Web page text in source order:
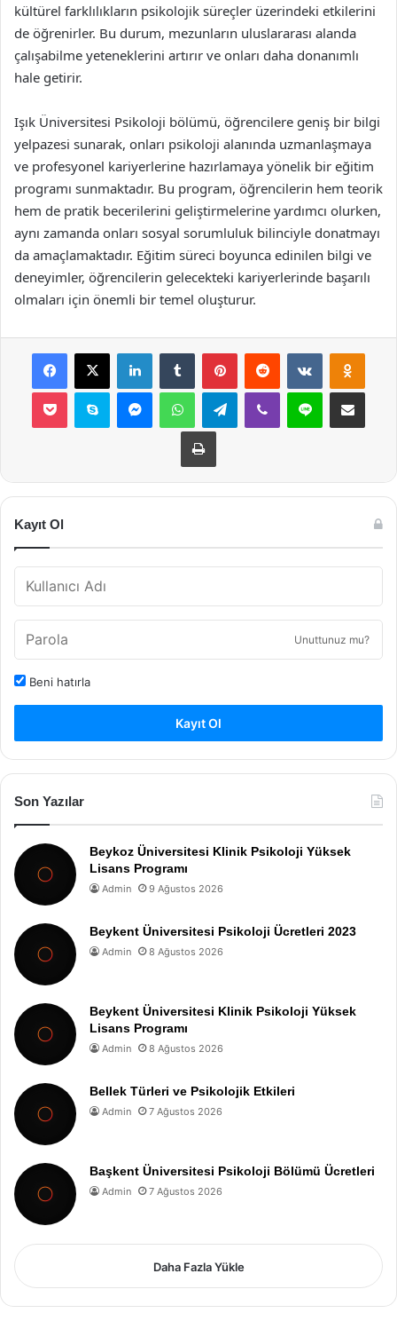
kültürel farklılıkların psikolojik süreçler üzerindeki etkilerini
de öğrenirler. Bu durum, mezunların uluslararası alanda
çalışabilme yeteneklerini artırır ve onları daha donanımlı
hale getirir.
Işık Üniversitesi Psikoloji bölümü, öğrencilere geniş bir bilgi
yelpazesi sunarak, onları psikoloji alanında uzmanlaşmaya
ve profesyonel kariyerlerine hazırlamaya yönelik bir eğitim
programı sunmaktadır. Bu program, öğrencilerin hem teorik
hem de pratik becerilerini geliştirmelerine yardımcı olurken,
aynı zamanda onları sosyal sorumluluk bilinciyle donatmayı
da amaçlamaktadır. Eğitim süreci boyunca edinilen bilgi ve
deneyimler, öğrencilerin gelecekteki kariyerlerinde başarılı
olmaları için önemli bir temel oluşturur.
Facebook
X LinkedInTumblr PinterestReddit VKontakte
Pocket Skype MessengerWhatsAppTelegramViber Line E-Posta ile
Yazdır
Kayıt Ol
Unuttunuz mu?
Beni hatırla
Kayıt Ol
Son Yazılar
Beykoz Üniversitesi Klinik Psikoloji Yüksek
Lisans Programı
Admin 9 Ağustos 2026
Beykent Üniversitesi Psikoloji Ücretleri 2023
Admin 8 Ağustos 2026
Beykent Üniversitesi Klinik Psikoloji Yüksek
Lisans Programı
Admin 8 Ağustos 2026
Bellek Türleri ve Psikolojik Etkileri
Admin 7 Ağustos 2026
Başkent Üniversitesi Psikoloji Bölümü Ücretleri
Admin 7 Ağustos 2026
Daha Fazla Yükle